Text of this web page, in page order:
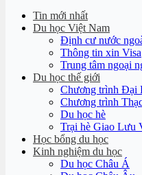
Tin mới nhất
Du học Việt Nam
Định cư nước
Thông tin xin Visa
Trung tâm ngoại
Du học thế giới
Chương trình Đại
Chương trình
Du học hè
Trại hè Giao Lưu
Học bổng du học
Kinh nghiệm du học
Du học Châu Á